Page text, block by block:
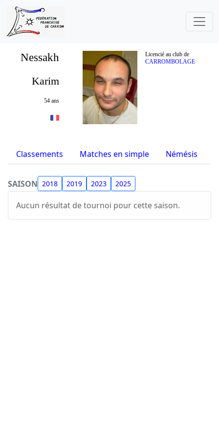
Nessakh
Licencié au club de
CARROMBOLAGE
Karim
54 ans
Classements Matches en simple Némésis
SAISON 2018 2019 2023 2025
Aucun résultat de tournoi pour cette saison.